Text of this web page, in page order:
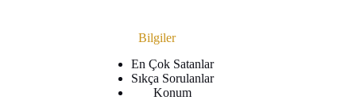
Bilgiler
En Çok Satanlar
Sıkça Sorulanlar
Konum